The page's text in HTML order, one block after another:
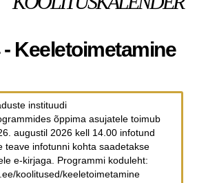
- Keeletoimetamine
instituudi
õppima asujatele toimub
augustil 2026 kell 14.00 infotund
teave infotunni kohta saadetakse
e-kirjaga. Programmi koduleht:
koolitused/keeletoimetamine